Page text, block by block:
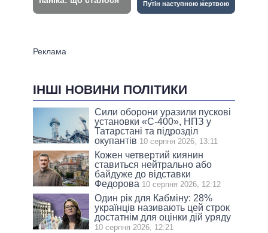
ІНШІ НОВИНИ ПОЛІТИКИ
Сили оборони уразили пускові
установки «С-400», НПЗ у
Татарстані та підрозділ
окупантів 10 серпня 2026, 13:11
Кожен четвертий киянин
ставиться нейтрально або
байдуже до відставки
Федорова 10 серпня 2026, 12:12
Один рік для Кабміну: 28%
українців називають цей строк
достатнім для оцінки дій уряду
10 серпня 2026, 12:21